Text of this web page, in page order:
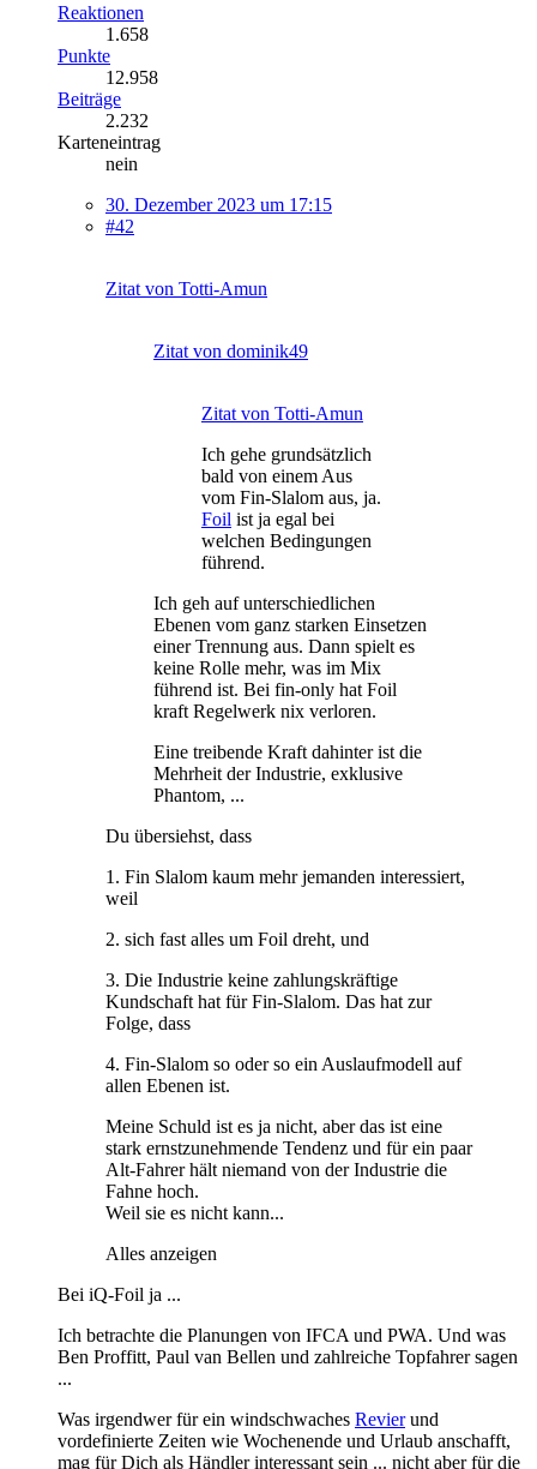
Reaktionen
1.658
Punkte
12.958
Beiträge
2.232
Karteneintrag
nein
30. Dezember 2023 um 17:15
#42
Zitat von Totti-Amun
Zitat von dominik49
Zitat von Totti-Amun
Ich gehe grundsätzlich
bald von einem Aus
vom Fin-Slalom aus, ja.
Foil ist ja egal bei
welchen Bedingungen
führend.
Ich geh auf unterschiedlichen
Ebenen vom ganz starken Einsetzen
einer Trennung aus. Dann spielt es
keine Rolle mehr, was im Mix
führend ist. Bei fin-only hat Foil
kraft Regelwerk nix verloren.
Eine treibende Kraft dahinter ist die
Mehrheit der Industrie, exklusive
Phantom, ...
Du übersiehst, dass
1. Fin Slalom kaum mehr jemanden interessiert,
weil
2. sich fast alles um Foil dreht, und
3. Die Industrie keine zahlungskräftige
Kundschaft hat für Fin-Slalom. Das hat zur
Folge, dass
4. Fin-Slalom so oder so ein Auslaufmodell auf
allen Ebenen ist.
Meine Schuld ist es ja nicht, aber das ist eine
stark ernstzunehmende Tendenz und für ein paar
Alt-Fahrer hält niemand von der Industrie die
Fahne hoch.
Weil sie es nicht kann...
Alles anzeigen
Bei iQ-Foil ja ...
Ich betrachte die Planungen von IFCA und PWA. Und was
Ben Proffitt, Paul van Bellen und zahlreiche Topfahrer sagen
...
Was irgendwer für ein windschwaches Revierund
vordefinierte Zeiten wie Wochenende und Urlaub anschafft,
mag für Dich als Händler interessant sein ... nicht aber für die